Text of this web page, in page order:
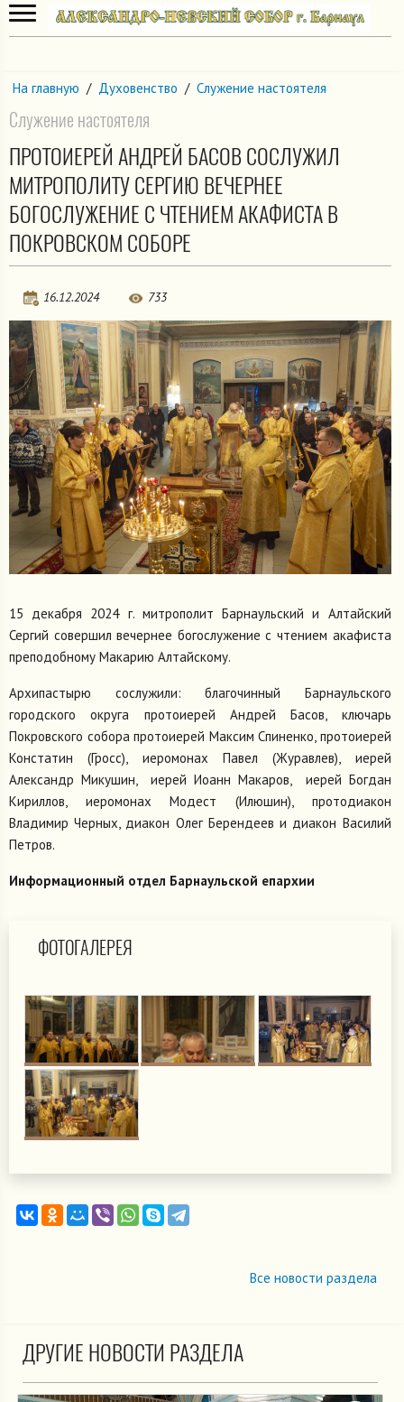
На главную / Духовенство / Служение настоятеля
Служение настоятеля
ПРОТОИЕРЕЙ АНДРЕЙ БАСОВ СОСЛУЖИЛ
МИТРОПОЛИТУ СЕРГИЮ ВЕЧЕРНЕЕ
БОГОСЛУЖЕНИЕ С ЧТЕНИЕМ АКАФИСТА В
ПОКРОВСКОМ СОБОРЕ
16.12.2024 733
15 декабря 2024 г. митрополит Барнаульский и Алтайский
Сергий совершил вечернее богослужение с чтением акафиста
преподобному Макарию Алтайскому.
Архипастырю сослужили: благочинный Барнаульского
городского округа протоиерей Андрей Басов, ключарь
Покровского собора протоиерей Максим Спиненко, протоиерей
Констатин (Гросс), иеромонах Павел (Журавлев), иерей
Александр Микушин, иерей Иоанн Макаров, иерей Богдан
Кириллов, иеромонах Модест (Илюшин), протодиакон
Владимир Черных, диакон Олег Берендеев и диакон Василий
Петров.
Информационный отдел Барнаульской епархии
ФОТОГАЛЕРЕЯ
Все новости раздела
ДРУГИЕ НОВОСТИ РАЗДЕЛА